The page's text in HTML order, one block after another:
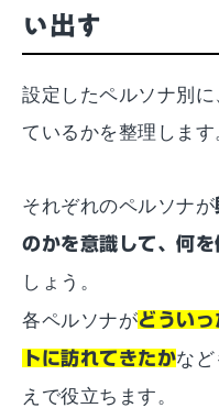
い出す
設定したペルソナ別
ているかを整理します
それぞれのペルソナが
のかを意識して、何
しょう。
各ペルソナがどうい
トに訪れてきたかなど
えで役立ちます。